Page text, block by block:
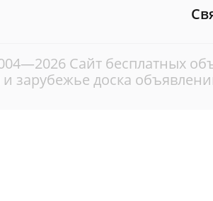
Сайт бесплатных
зарубежье доска